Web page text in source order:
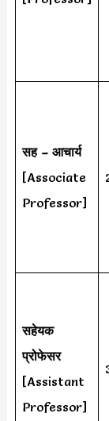
सह – आचार्य
[Associate
Professor]
सहेयक
प्रोफेसर
[Assistant
Professor]